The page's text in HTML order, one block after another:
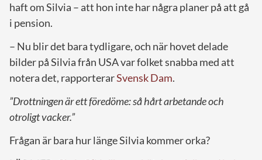
haft om Silvia – att hon inte har några planer på att gå
i pension.
– Nu blir det bara tydligare, och när hovet delade
bilder på Silvia från USA var folket snabba med att
notera det, rapporterarSvensk Dam.
”Drottningen är ett föredöme: så hårt arbetande och
otroligt vacker.”
Frågan är bara hur länge Silvia kommer orka?